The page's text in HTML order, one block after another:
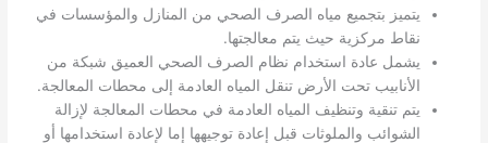
يتميز بتجميع مياه الصرف الصحي من المنازل والمؤسسات في
نقاط مركزية حيث يتم معالجتها.
يشمل عادة استخدام نظام الصرف الصحي العميق شبكة من
الأنابيب تحت الأرض تنقل المياه العادمة إلى محطات المعالجة.
يتم تنقية وتنظيف المياه العادمة في محطات المعالجة لإزالة
الشوائب والملوثات قبل إعادة توجيهها إما لإعادة استخدامها أو